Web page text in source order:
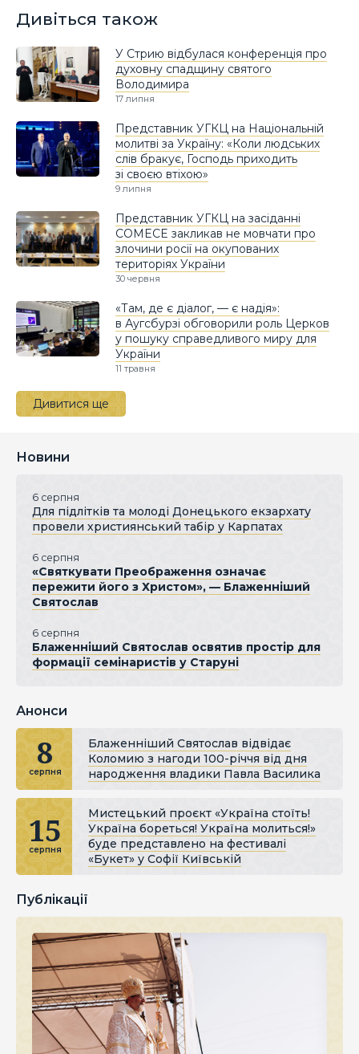
Дивіться також
У Стрию відбулася конференція про
духовну спадщину святого
Володимира
17 липня
Представник УГКЦ на Національній
молитві за Україну: «Коли людських
слів бракує, Господь приходить
зі своєю втіхою»
9 липня
Представник УГКЦ на засіданні
COMECE закликав не мовчати про
злочини росії на окупованих
територіях України
30 червня
«Там, де є діалог, — є надія»:
в Аугсбурзі обговорили роль Церков
у пошуку справедливого миру для
України
11 травня
Дивитися ще
Новини
6 серпня
Для підлітків та молоді Донецького екзархату
провели християнський табір у Карпатах
6 серпня
«Святкувати Преображення означає
пережити його з Христом», — Блаженніший
Святослав
6 серпня
Блаженніший Святослав освятив простір для
формації семінаристів у Старуні
Анонси
8
серпня
Блаженніший Святослав відвідає
Коломию з нагоди 100-річчя від дня
народження владики Павла Василика
15
серпня
Мистецький проєкт «Україна стоїть!
Україна бореться! Україна молиться!»
буде представлено на фестивалі
«Букет» у Софії Київській
Публікації